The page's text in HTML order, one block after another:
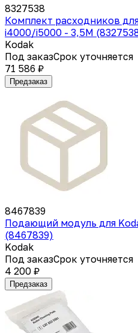
8327538
Комплект расходников
i4000/i5000 - 3,5M
Kodak
Под заказСрок уточняется
71 586 ₽
Предзаказ
8467839
Подающий модуль для
(8467839)
Kodak
Под заказСрок уточняется
4 200 ₽
Предзаказ